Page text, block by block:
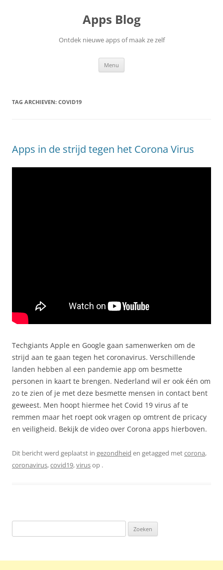
Apps Blog
Ontdek nieuwe apps of maak ze zelf
Menu
TAG ARCHIEVEN: COVID19
Apps in de strijd tegen het Corona Virus
Techgiants Apple en Google gaan samenwerken om de
strijd aan te gaan tegen het coronavirus. Verschillende
landen hebben al een pandemie app om besmette
personen in kaart te brengen. Nederland wil er ook één om
zo te zien of je met deze besmette mensen in contact bent
geweest. Men hoopt hiermee het Covid 19 virus af te
remmen maar het roept ook vragen op omtrent de pricacy
en veiligheid. Bekijk de video over Corona apps hierboven.
Dit bericht werd geplaatst in gezondheid en getagged metcorona,
coronavirus,covid19,virusop .
naar: